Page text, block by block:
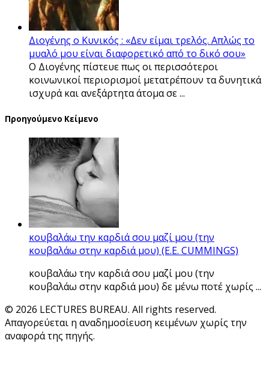
Διογένης ο Κυνικός : «Δεν είμαι τρελός. Απλώς το
μυαλό μου είναι διαφορετικό από το δικό σου»
Ο Διογένης πίστευε πως οι περισσότεροι
κοινωνικοί περιορισμοί μετατρέπουν τα δυνητικά
ισχυρά και ανεξάρτητα άτομα σε ...
Προηγούμενο Κείμενο
κουβαλάω την καρδιά σου μαζί μου (την
κουβαλάω στην καρδιά μου) (E.E. CUMMINGS)
κουβαλάω την καρδιά σου μαζί μου (την
κουβαλάω στην καρδιά μου) δε μένω ποτέ χωρίς ...
© 2026 LECTURES BUREAU. All rights reserved.
Απαγορεύεται η αναδημοσίευση κειμένων χωρίς την
αναφορά της πηγής.